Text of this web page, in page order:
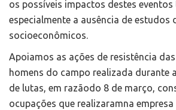
os possíveis impactos destes eventos
especialmente a ausência de estudos
socioeconômicos.
Apoiamos as ações de resistência
homens do campo realizada durante
de lutas, em razãodo 8 de março,
ocupações que realizaramna